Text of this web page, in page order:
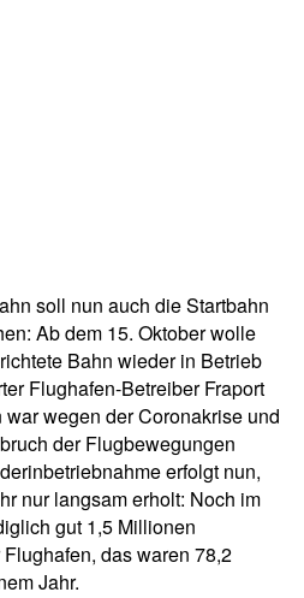
soll nun auch die Startbahn
Ab dem 15. Oktober wolle
Bahn wieder in Betrieb
Flughafen-Betreiber Fraport
wegen der Coronakrise und
der Flugbewegungen
erfolgt nun,
nur langsam erholt: Noch im
gut 1,5 Millionen
das waren 78,2
Jahr.